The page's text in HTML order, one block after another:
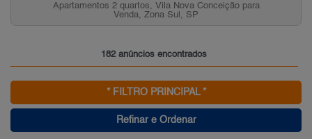
Apartamentos 2 quartos, Vila Nova Conceição para
Venda, Zona Sul, SP
182 anúncios encontrados
* FILTRO PRINCIPAL *
Refinar e Ordenar